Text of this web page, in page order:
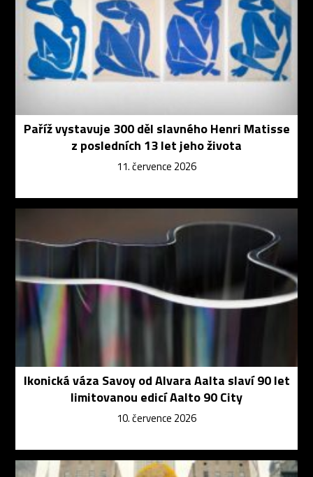
Paříž vystavuje 300 děl slavného Henri Matisse
z posledních 13 let jeho života
11. července 2026
Ikonická váza Savoy od Alvara Aalta slaví 90 let
limitovanou edicí Aalto 90 City
10. července 2026